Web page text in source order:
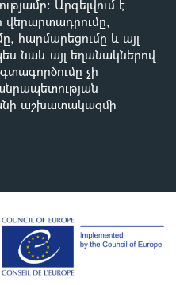
: Արգելվում է
վերարտադրումը,
հարմարեցումը և այլ
նաև այլ եղանակներով
չի
աշխատակազմի